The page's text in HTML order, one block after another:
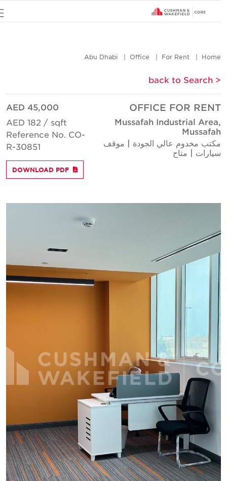
Home
For Rent
Office
Abu Dhabi
< back to Search
OFFICE FOR RENT
Mussafah Industrial Area,
Mussafah
مكتب مخدوم عالي الجودة | موقف
سيارات | متاح
AED 45,000
AED 182 / sqft
Reference No. CO-
R-30851
DOWNLOAD PDF